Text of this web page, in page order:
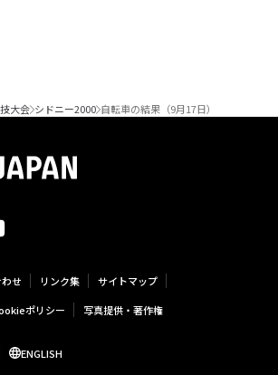
大会 シドニー2000 自転車の結果（9月17日）
せ リンク集
サイトマップ
ポリシー 写真提供・著作権
ENGLISH